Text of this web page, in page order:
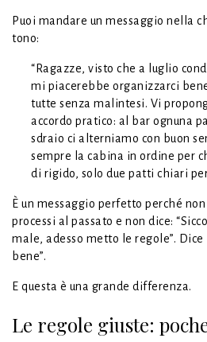
Puoi mandare un messaggio nella
tono:
“Ragazze, visto che a luglio
mi piacerebbe organizzarci
tutte senza malintesi. Vi
accordo pratico: al bar ognuna
sdraio ci alterniamo con buon
sempre la cabina in ordine per
di rigido, solo due patti chiari
È un messaggio perfetto perché non
processi al passato e non dice:
male, adesso metto le regole”.
bene”.
E questa è una grande differenza.
Le regole giuste: